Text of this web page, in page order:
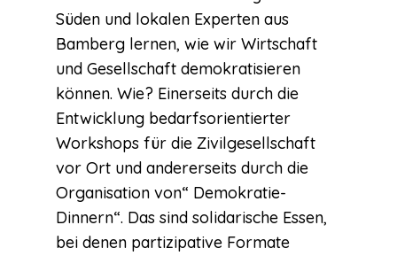
Süden und lokalen Experten aus
Bamberg lernen, wie wir Wirtschaft
und Gesellschaft demokratisieren
können. Wie? Einerseits durch die
Entwicklung bedarfsorientierter
Workshops für die Zivilgesellschaft
vor Ort und andererseits durch die
Organisation von“ Demokratie-
Dinnern“. Das sind solidarische Essen,
bei denen partizipative Formate